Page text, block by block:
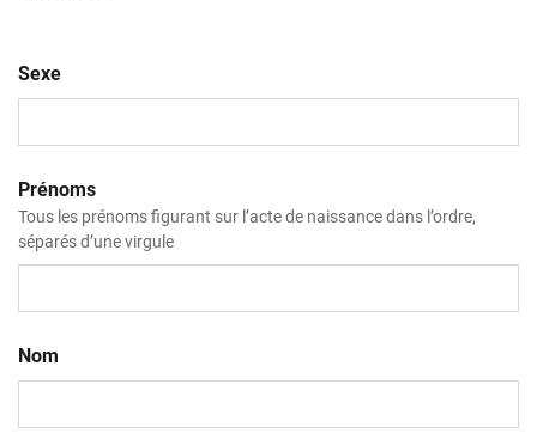
Sexe
Prénoms
Tous les prénoms figurant sur l’acte de naissance dans l’ordre,
séparés d’une virgule
Nom